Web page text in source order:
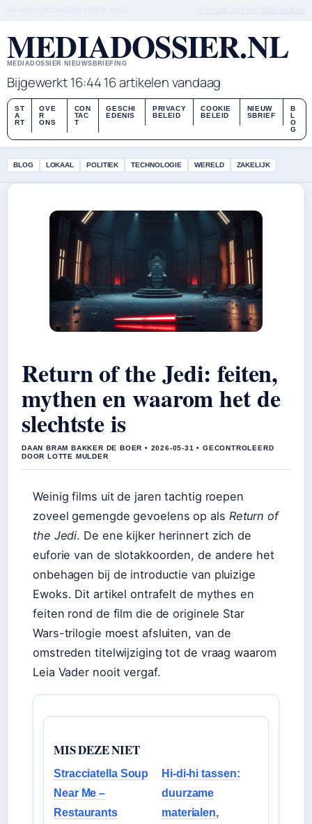
MEDIADOSSIER.NL
MEDIADOSSIER NIEUWSBRIEFING
Bijgewerkt 16:4416 artikelen vandaag
ST
A
RT
OVE
R
ONS
CON
TAC
T
GESCHI
EDENIS
PRIVACY
BELEID
COOKIE
BELEID
NIEUW
SBRIEF
B
L
O
G
BLOG LOKAAL POLITIEK TECHNOLOGIE WERELD ZAKELIJK
Return of the Jedi: feiten,
mythen en waarom het de
slechtste is
DAAN BRAM BAKKER DE BOER • 2026-05-31 • GECONTROLEERD
DOOR LOTTE MULDER
Weinig films uit de jaren tachtig roepen
zoveel gemengde gevoelens op als Return of
the Jedi. De ene kijker herinnert zich de
euforie van de slotakkoorden, de andere het
onbehagen bij de introductie van pluizige
Ewoks. Dit artikel ontrafelt de mythes en
feiten rond de film die de originele Star
Wars-trilogie moest afsluiten, van de
omstreden titelwijziging tot de vraag waarom
Leia Vader nooit vergaf.
MIS DEZE NIET
Stracciatella Soup
Near Me –
Restaurants
Hi-di-hi tassen:
duurzame
materialen,